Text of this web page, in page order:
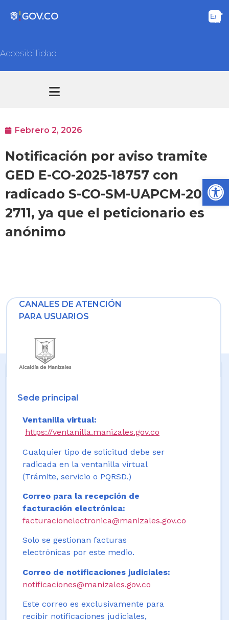
Accesibilidad
Febrero 2, 2026
Notificación por aviso tramite
GED E-CO-2025-18757 con
radicado S-CO-SM-UAPCM-2026-
2711, ya que el peticionario es
anónimo
CANALES DE ATENCIÓN
PARA USUARIOS
Sede principal
Ventanilla virtual:
https://ventanilla.manizales.gov.co
Cualquier tipo de solicitud debe ser
radicada en la ventanilla virtual
(Trámite, servicio o PQRSD.)
Correo para la recepción de
facturación electrónica:
facturacionelectronica@manizales.gov.co
Solo se gestionan facturas
electrónicas por este medio.
Correo de notificaciones judiciales:
notificaciones@manizales.gov.co
Este correo es exclusivamente para
recibir notificaciones judiciales,